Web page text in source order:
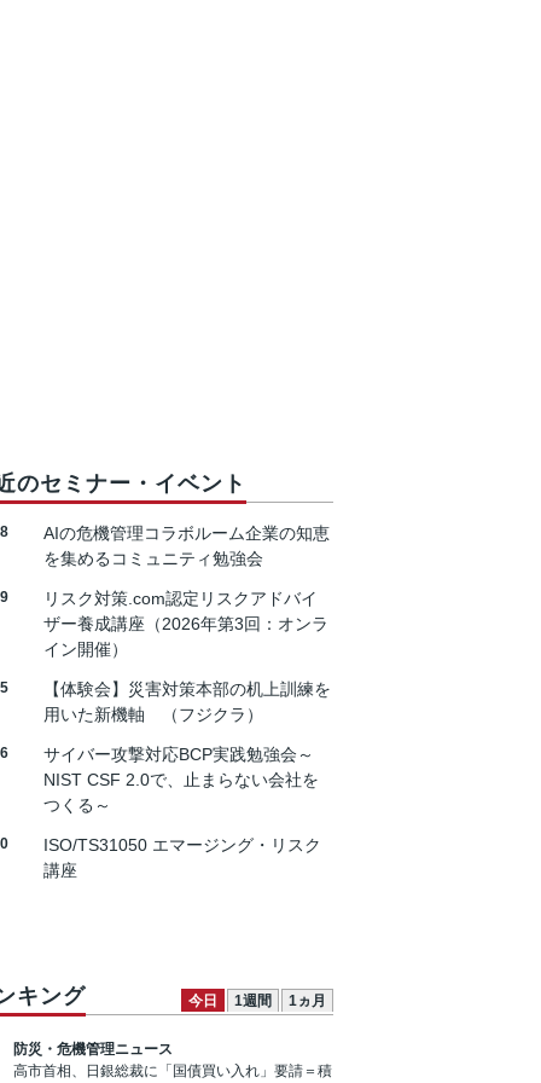
のセミナー・イベント
AIの危機管理コラボルーム企業の知恵
を集めるコミュニティ勉強会
リスク対策.com認定リスクアドバイ
ザー養成講座（2026年第3回：オンラ
イン開催）
【体験会】災害対策本部の机上訓練を
用いた新機軸 （フジクラ）
サイバー攻撃対応BCP実践勉強会～
NIST CSF 2.0で、止まらない会社を
つくる～
ISO/TS31050 エマージング・リスク
講座
キング 今日 1週間 1ヵ月
防災・危機管理ニュース
高市首相、日銀総裁に「国債買い入れ」要請＝積